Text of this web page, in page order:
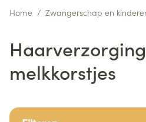
Home / Zwangerschap en
melkkorstjes